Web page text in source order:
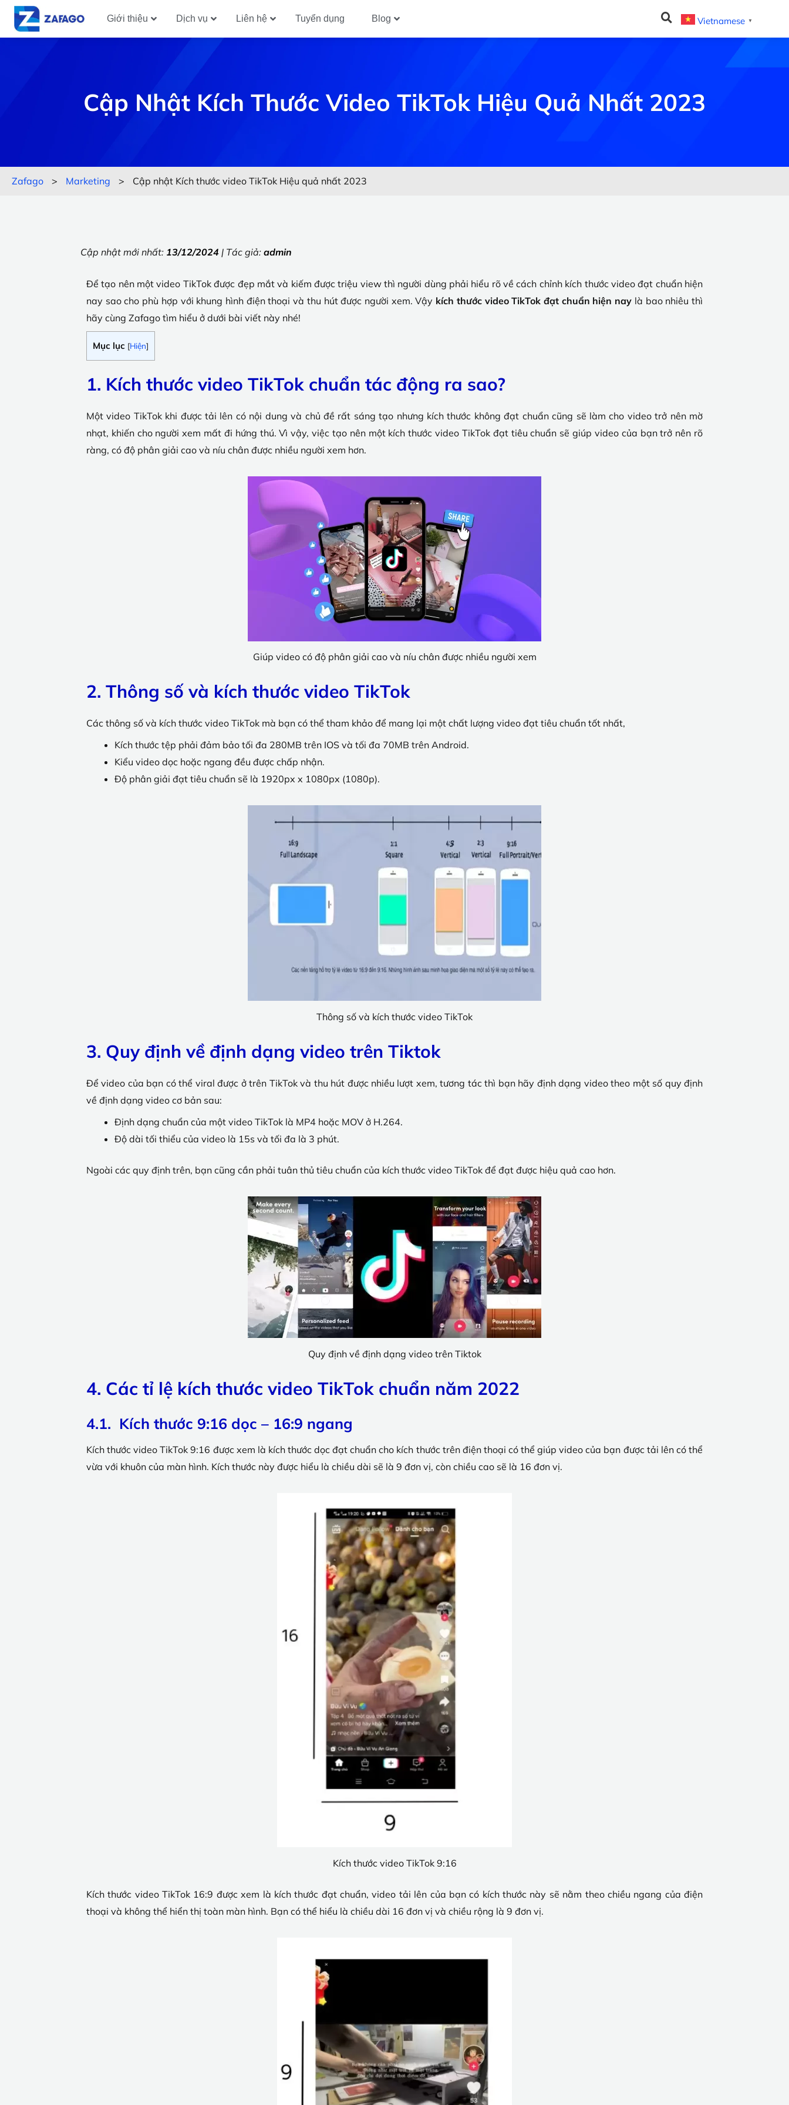
Giới thiệu Dịch vụ Liên hệ Tuyển dụng Blog Vietnamese ▼
Cập Nhật Kích Thước Video TikTok Hiệu Quả Nhất 2023
Zafago > Marketing > Cập nhật Kích thước video TikTok Hiệu quả nhất 2023
Cập nhật mới nhất: 13/12/2024 | Tác giả: admin
Để tạo nên một video TikTok được đẹp mắt và kiếm được triệu view thì người dùng phải hiểu rõ về cách chỉnh kích thước video đạt chuẩn hiện
nay sao cho phù hợp với khung hình điện thoại và thu hút được người xem. Vậy kích thước video TikTok đạt chuẩn hiện nay là bao nhiêu thì
hãy cùng Zafago tìm hiểu ở dưới bài viết này nhé!
Mục lục [Hiện]
1. Kích thước video TikTok chuẩn tác động ra sao?
Một video TikTok khi được tải lên có nội dung và chủ đề rất sáng tạo nhưng kích thước không đạt chuẩn cũng sẽ làm cho video trở nên mờ
nhạt, khiến cho người xem mất đi hứng thú. Vì vậy, việc tạo nên một kích thước video TikTok đạt tiêu chuẩn sẽ giúp video của bạn trở nên rõ
ràng, có độ phân giải cao và níu chân được nhiều người xem hơn.
Giúp video có độ phân giải cao và níu chân được nhiều người xem
2. Thông số và kích thước video TikTok
Các thông số và kích thước video TikTok mà bạn có thể tham khảo để mang lại một chất lượng video đạt tiêu chuẩn tốt nhất,
Kích thước tệp phải đảm bảo tối đa 280MB trên IOS và tối đa 70MB trên Android.
Kiểu video dọc hoặc ngang đều được chấp nhận.
Độ phân giải đạt tiêu chuẩn sẽ là 1920px x 1080px (1080p).
Thông số và kích thước video TikTok
3. Quy định về định dạng video trên Tiktok
Để video của bạn có thể viral được ở trên TikTok và thu hút được nhiều lượt xem, tương tác thì bạn hãy định dạng video theo một số quy định
về định dạng video cơ bản sau:
Định dạng chuẩn của một video TikTok là MP4 hoặc MOV ở H.264.
Độ dài tối thiểu của video là 15s và tối đa là 3 phút.
Ngoài các quy định trên, bạn cũng cần phải tuân thủ tiêu chuẩn của kích thước video TikTok để đạt được hiệu quả cao hơn.
Quy định về định dạng video trên Tiktok
4. Các tỉ lệ kích thước video TikTok chuẩn năm 2022
4.1. Kích thước 9:16 dọc – 16:9 ngang
Kích thước video TikTok 9:16 được xem là kích thước dọc đạt chuẩn cho kích thước trên điện thoại có thể giúp video của bạn được tải lên có thể
vừa với khuôn của màn hình. Kích thước này được hiểu là chiều dài sẽ là 9 đơn vị, còn chiều cao sẽ là 16 đơn vị.
Kích thước video TikTok 9:16
Kích thước video TikTok 16:9 được xem là kích thước đạt chuẩn, video tải lên của bạn có kích thước này sẽ nằm theo chiều ngang của điện
thoại và không thể hiển thị toàn màn hình. Bạn có thể hiểu là chiều dài 16 đơn vị và chiều rộng là 9 đơn vị.